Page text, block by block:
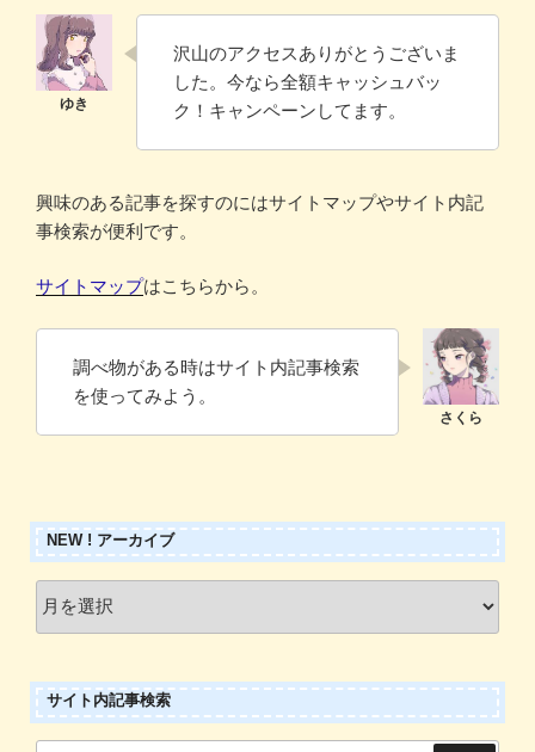
沢山のアクセスありがとうございま
した。今なら全額キャッシュバッ
ク！キャンペーンしてます。
興味のある記事を探すのにはサイトマップやサイト内記
事検索が便利です。
サイトマップはこちらから。
調べ物がある時はサイト内記事検索
を使ってみよう。
NEW ! アーカイブ
ー
カ
イ
サイト内記事検索